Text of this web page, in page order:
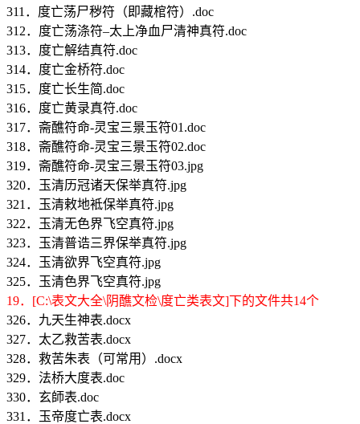
311．度亡荡尸秽符（即藏棺符）.doc
312．度亡荡涤符–太上净血尸清神真符.doc
313．度亡解结真符.doc
314．度亡金桥符.doc
315．度亡长生简.doc
316．度亡黄录真符.doc
317．斋醮符命-灵宝三景玉符01.doc
318．斋醮符命-灵宝三景玉符02.doc
319．斋醮符命-灵宝三景玉符03.jpg
320．玉清历冠诸天保举真符.jpg
321．玉清敕地袛保举真符.jpg
322．玉清无色界飞空真符.jpg
323．玉清普诰三界保举真符.jpg
324．玉清欲界飞空真符.jpg
325．玉清色界飞空真符.jpg
19．[C:\表文大全\阴醮文检\度亡类表文]下的文件共14个
326．九天生神表.docx
327．太乙救苦表.docx
328．救苦朱表（可常用）.docx
329．法桥大度表.doc
330．玄師表.doc
331．玉帝度亡表.docx